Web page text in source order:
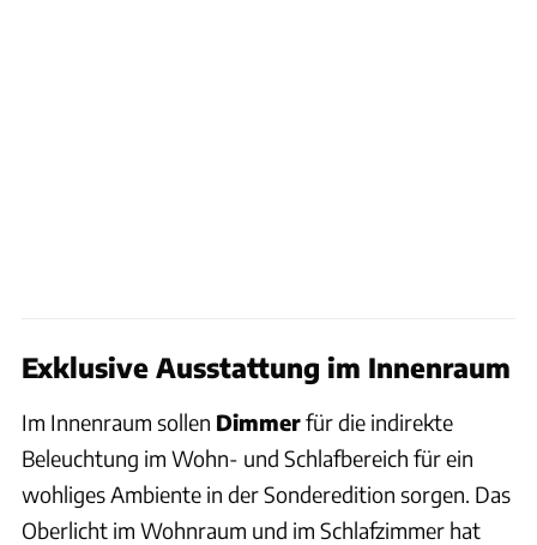
Exklusive Ausstattung im Innenraum
Im Innenraum sollen Dimmerfür die indirekte
Beleuchtung im Wohn- und Schlafbereich für ein
wohliges Ambiente in der Sonderedition sorgen. Das
Oberlicht im Wohnraum und im Schlafzimmer hat